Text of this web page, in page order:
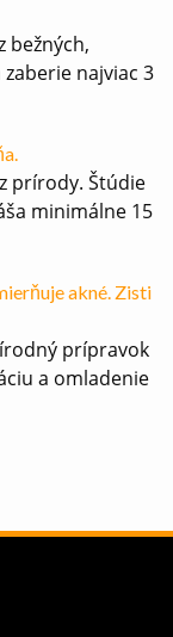
bežných,
najviac 3
prírody. Štúdie
minimálne 15
akné. Zisti
prípravok
a omladenie